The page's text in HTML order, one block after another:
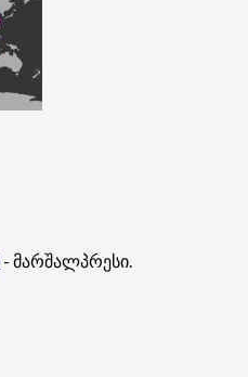
- მარშალპრესი.